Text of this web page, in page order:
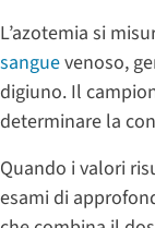
L’azotemia si
sanguevenoso,
digiuno. Il
determinare la
Quando i valori
esami di